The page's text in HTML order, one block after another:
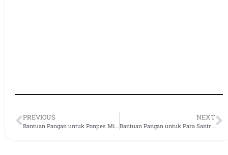
PREVIOUS NEXT
Bantuan Pangan untuk Para Santri Ponpes Darul Ulum Tasikmalaya